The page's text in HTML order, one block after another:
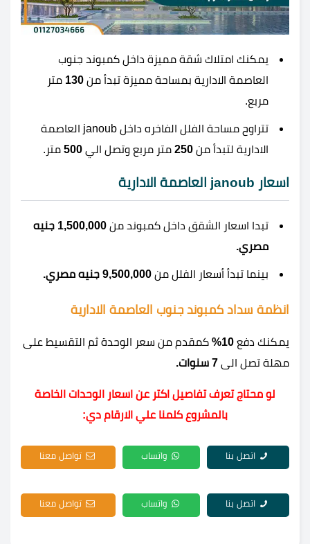
يمكنك امتلاك شقة مميزة داخل كمبوند جنوب
العاصمة الادارية بمساحة مميزة تبدأ من 130 متر
مربع.
تتراوح مساحة الفلل الفاخره داخل janoub العاصمة
الادارية لتبدأ من 250 متر مربع وتصل الي 500 متر.
اسعار janoub العاصمة الادارية
تبدا اسعار الشقق داخل كمبوند من
1,500,000 جنيه
مصري.
بينما تبدأ أسعار الفلل من 9,500,000 جنيه مصري.
انظمة سداد كمبوند جنوب العاصمة الادارية
يمكنك دفع
كمقدم من سعر الوحدة ثم التقسيط على
مهلة تصل الى 7 سنوات.
لو محتاج تعرف تفاصيل اكتر عن اسعار الوحدات الخاصة
بالمشروع كلمنا علي الارقام دي:
اتصل بنا واتساب تواصل معنا
اتصل بنا واتساب تواصل معنا